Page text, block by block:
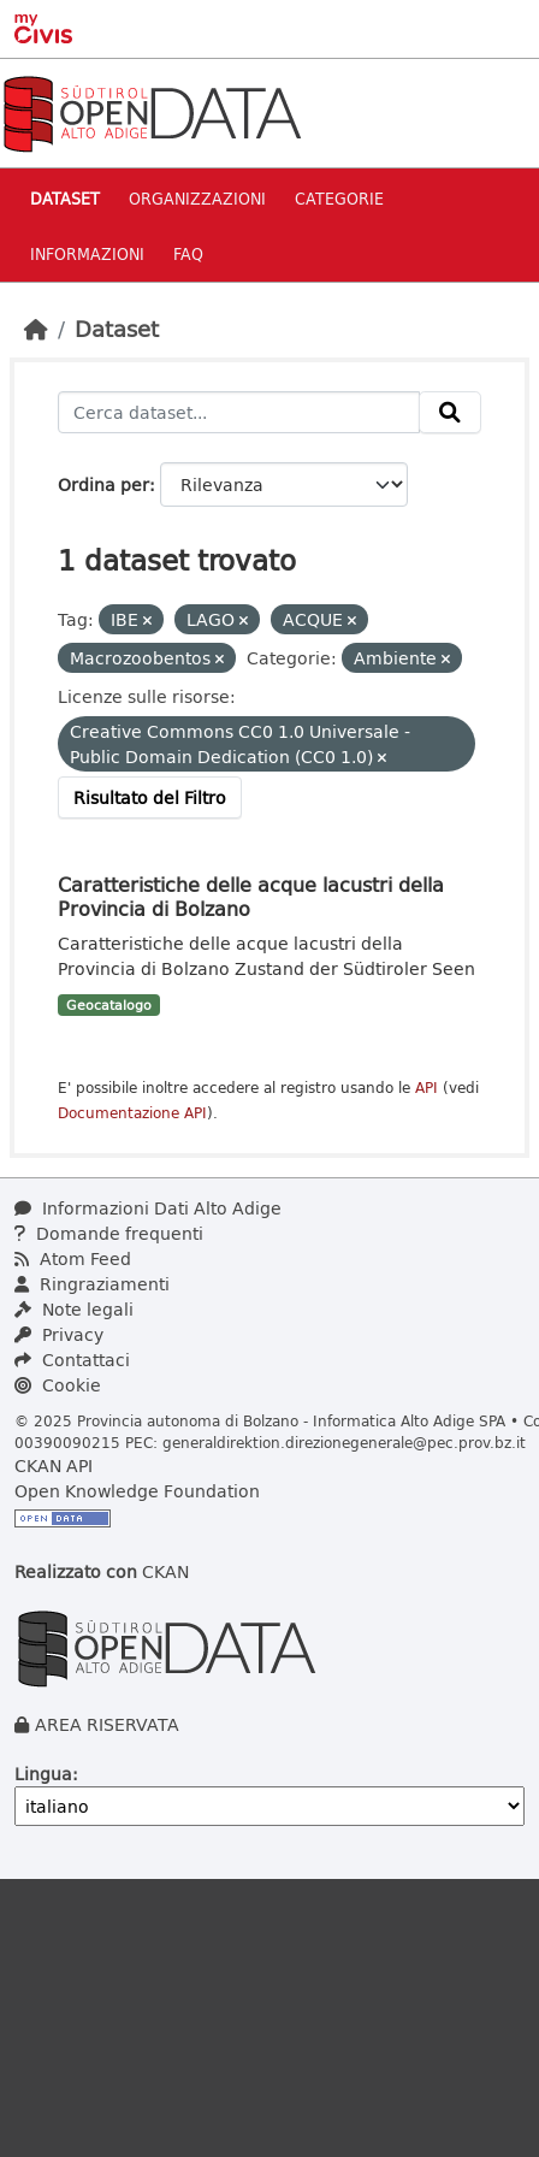
Skip to main content
DATASET ORGANIZZAZIONI CATEGORIE
INFORMAZIONI FAQ
Dataset
Ordina per
1 dataset trovato
Tag: IBE LAGO
ACQUE
Macrozoobentos
Categorie:
Ambiente
Licenze sulle risorse:
Creative Commons CC0 1.0 Universale -
Public Domain Dedication (CC0 1.0)
Risultato del Filtro
Caratteristiche delle acque lacustri della
Provincia di Bolzano
Caratteristiche delle acque lacustri della
Provincia di Bolzano Zustand der Südtiroler Seen
Geocatalogo
E' possibile inoltre accedere al registro usando le API (vedi
Documentazione API).
Informazioni Dati Alto Adige
Domande frequenti
Atom Feed
Ringraziamenti
Note legali
Privacy
Contattaci
Cookie
© 2025 Provincia autonoma di Bolzano - Informatica Alto Adige SPA •
00390090215 PEC: generaldirektion.direzionegenerale@pec.prov.bz.it
CKAN API
Open Knowledge Foundation
Realizzato conCKAN
AREA RISERVATA
Lingua